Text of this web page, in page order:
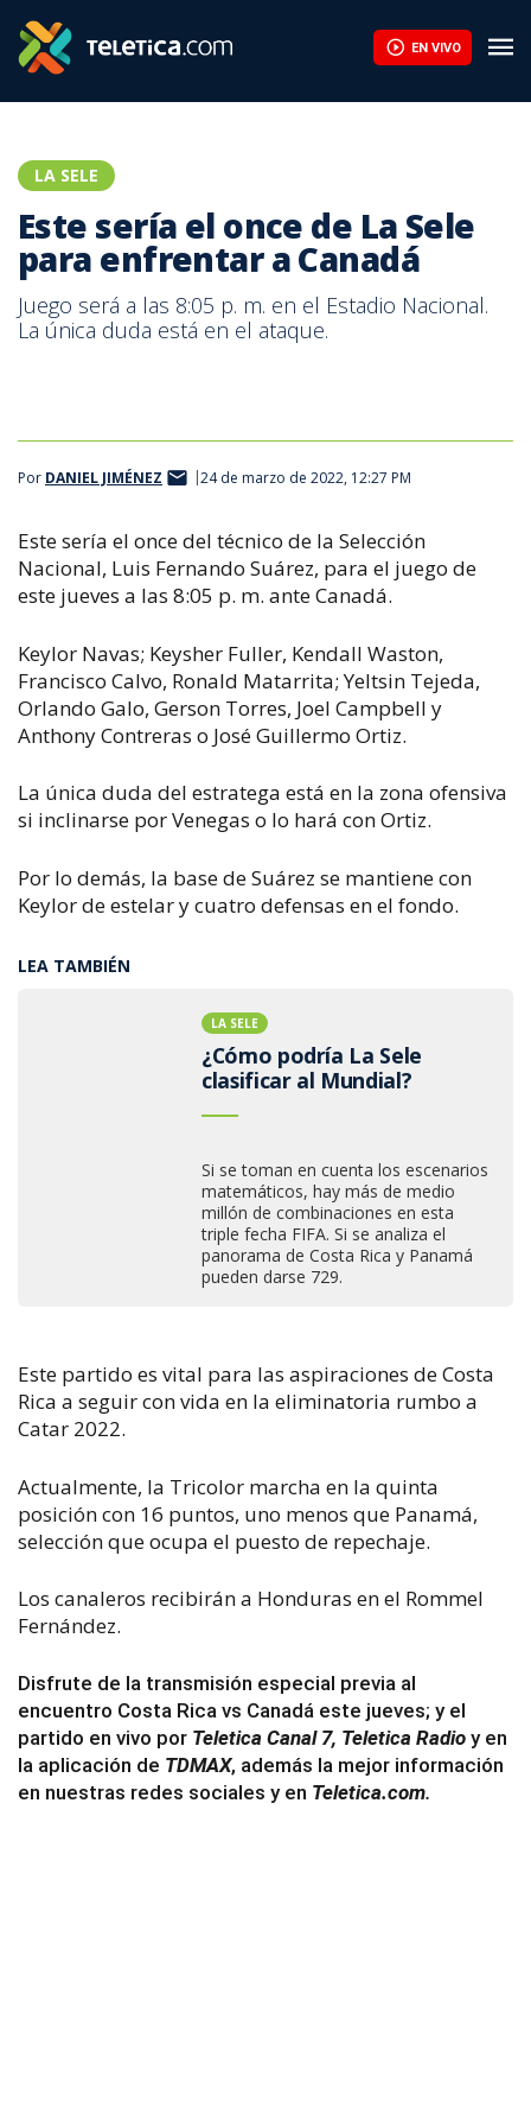
EN VIVO
LA SELE
Este sería el once de La Sele
para enfrentar a Canadá
Juego será a las 8:05 p. m. en el Estadio Nacional.
La única duda está en el ataque.
Por DANIEL JIMÉNEZ 24 de marzo de 2022, 12:27 PM
Este sería el once del técnico de la Selección
Nacional, Luis Fernando Suárez, para el juego de
este jueves a las 8:05 p. m. ante Canadá.
Keylor Navas; Keysher Fuller, Kendall Waston,
Francisco Calvo, Ronald Matarrita; Yeltsin Tejeda,
Orlando Galo, Gerson Torres, Joel Campbell y
Anthony Contreras o José Guillermo Ortiz.
La única duda del estratega está en la zona ofensiva
si inclinarse por Venegas o lo hará con Ortiz.
Por lo demás, la base de Suárez se mantiene con
Keylor de estelar y cuatro defensas en el fondo.
LEA TAMBIÉN
LA SELE
¿Cómo podría La Sele
clasificar al Mundial?
Si se toman en cuenta los escenarios
matemáticos, hay más de medio
millón de combinaciones en esta
triple fecha FIFA. Si se analiza el
panorama de Costa Rica y Panamá
pueden darse 729.
Este partido es vital para las aspiraciones de Costa
Rica a seguir con vida en la eliminatoria rumbo a
Catar 2022.
Actualmente, la Tricolor marcha en la quinta
posición con 16 puntos, uno menos que Panamá,
selección que ocupa el puesto de repechaje.
Los canaleros recibirán a Honduras en el Rommel
Fernández.
Disfrute de la transmisión especial previa al
encuentro Costa Rica vs Canadá este jueves; y el
partido en vivo por Teletica Canal 7, Teletica Radio y en
la aplicación de TDMAX, además la mejor información
en nuestras redes sociales y en Teletica.com.